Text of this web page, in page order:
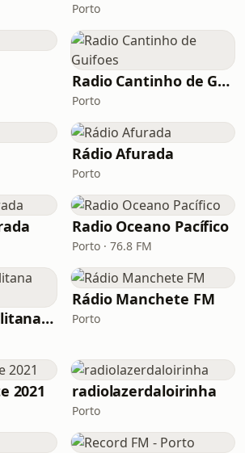
Porto
Radio Cantinho de Guifoes
Porto
Rádio Afurada
Porto
Radio Oceano Pacífico
Porto · 76.8 FM
Rádio Metropolitana Porto
Rádio Manchete FM
Porto
2021 radiolazerdaloirinha
Porto